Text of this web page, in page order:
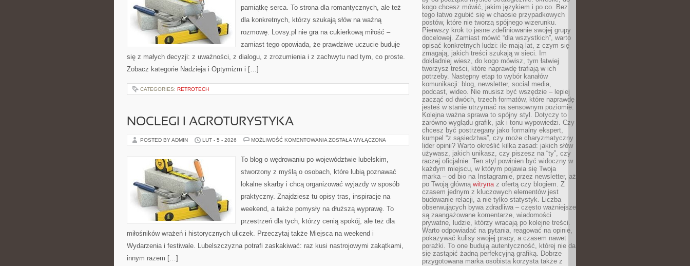
pamiątkę serca. To strona dla romantycznych, ale też
dla konkretnych, którzy szukają słów na ważną
rozmowę. Lovsy.pl nie gra na cukierkową miłość –
zamiast tego opowiada, że prawdziwe uczucie buduje
się z małych decyzji: z uważności, z dialogu, z zrozumienia i z zachwytu nad tym, co proste.
Zobacz kategorie Nadzieja i Optymizm i […]
CATEGORIES: RETROTECH
NOCLEGI I AGROTURYSTYKA
POSTED BY ADMIN LUT - 5 - 2026 MOŻLIWOŚĆ KOMENTOWANIA NOCLEGI
ZOSTAŁA WYŁĄCZONA
To blog o wędrowaniu po województwie lubelskim,
stworzony z myślą o osobach, które lubią poznawać
lokalne skarby i chcą organizować wyjazdy w sposób
praktyczny. Znajdziesz tu opisy tras, inspiracje na
weekend, a także pomysły na dłuższą wyprawę. To
przestrzeń dla tych, którzy cenią spokój, ale też dla
miłośników wrażeń i historycznych uliczek. Przeczytaj także Miejsca na weekend i
Wydarzenia i festiwale. Lubelszczyzna potrafi zaskakiwać: raz kusi nastrojowymi zakątkami,
innym razem […]
kogo chcesz mówić, jakim językiem i po co. Bez
tego łatwo zgubić się w chaosie przypadkowych
postów, które nie tworzą spójnego wizerunku.
Pierwszy krok to jasne zdefiniowanie swojej grupy
docelowej. Zamiast mówić “dla wszystkich”, warto
opisać konkretnych ludzi: ile mają lat, z czym się
zmagają, jakich treści szukają w sieci. Im
dokładniej wiesz, do kogo mówisz, tym łatwiej
tworzysz treści, które naprawdę trafiają w ich
potrzeby. Następny etap to wybór kanałów
komunikacji: blog, newsletter, social media,
podcast, wideo. Nie musisz być wszędzie – lepiej
zacząć od dwóch, trzech formatów, które naprawdę
jesteś w stanie utrzymać na sensownym poziomie.
Kolejna ważna sprawa to spójny styl. Dotyczy to
zarówno wyglądu grafik, jak i tonu wypowiedzi. Czy
chcesz być postrzegany jako formalny ekspert,
kumpel “z sąsiedztwa”, czy może charyzmatyczny
lider opinii? Warto określić kilka zasad: jakich słów
używasz, jakich unikasz, czy piszesz na “ty”, czy
raczej oficjalnie. Ten styl powinien być widoczny w
każdym miejscu, w którym pojawia się Twoja
marka – od bio na Instagramie, przez newsletter, aż
po Twoją główną witrynaz ofertą czy blogiem. Z
czasem jednym z kluczowych elementów jest
budowanie relacji, a nie tylko statystyk. Liczba
obserwujących bywa zdradliwa – często ważniejsze
są zaangażowane komentarze, wiadomości
prywatne, ludzie, którzy wracają po kolejne treści.
Warto odpowiadać na pytania, reagować na opinie,
pokazywać kulisy swojej pracy, a czasem nawet
porażki. To one budują autentyczność, której nie da
się zastąpić żadną perfekcyjną grafiką. Dobrze
przygotowana marka osobista korzysta także z